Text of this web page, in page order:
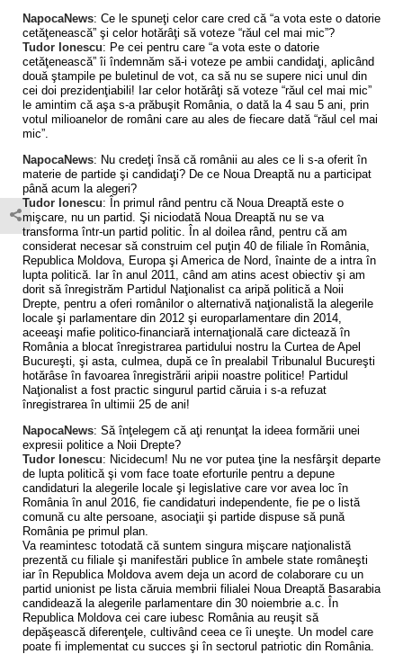
NapocaNews: Ce le spuneţi celor care cred că “a vota este o datorie
cetăţenească” şi celor hotărâţi să voteze “răul cel mai mic”?
Tudor Ionescu: Pe cei pentru care “a vota este o datorie
cetăţenească” îi îndemnăm să-i voteze pe ambii candidaţi, aplicând
două ştampile pe buletinul de vot, ca să nu se supere nici unul din
cei doi prezidenţiabili! Iar celor hotărâţi să voteze “răul cel mai mic”
le amintim că aşa s-a prăbuşit România, o dată la 4 sau 5 ani, prin
votul milioanelor de români care au ales de fiecare dată “răul cel mai
mic”.
NapocaNews: Nu credeţi însă că românii au ales ce li s-a oferit în
materie de partide şi candidaţi? De ce Noua Dreaptă nu a participat
până acum la alegeri?
Tudor Ionescu: În primul rând pentru că Noua Dreaptă este o
mişcare, nu un partid. Şi niciodată Noua Dreaptă nu se va
transforma într-un partid politic. În al doilea rând, pentru că am
considerat necesar să construim cel puţin 40 de filiale în România,
Republica Moldova, Europa şi America de Nord, înainte de a intra în
lupta politică. Iar în anul 2011, când am atins acest obiectiv şi am
dorit să înregistrăm Partidul Naţionalist ca aripă politică a Noii
Drepte, pentru a oferi românilor o alternativă naţionalistă la alegerile
locale şi parlamentare din 2012 şi europarlamentare din 2014,
aceeaşi mafie politico-financiară internaţională care dictează în
România a blocat înregistrarea partidului nostru la Curtea de Apel
Bucureşti, şi asta, culmea, după ce în prealabil Tribunalul Bucureşti
hotărâse în favoarea înregistrării aripii noastre politice! Partidul
Naţionalist a fost practic singurul partid căruia i s-a refuzat
înregistrarea în ultimii 25 de ani!
NapocaNews: Să înţelegem că aţi renunţat la ideea formării unei
expresii politice a Noii Drepte?
Tudor Ionescu: Nicidecum! Nu ne vor putea ţine la nesfârşit departe
de lupta politică şi vom face toate eforturile pentru a depune
candidaturi la alegerile locale şi legislative care vor avea loc în
România în anul 2016, fie candidaturi independente, fie pe o listă
comună cu alte persoane, asociaţii şi partide dispuse să pună
România pe primul plan.
Va reamintesc totodată că suntem singura mişcare naţionalistă
prezentă cu filiale şi manifestări publice în ambele state româneşti
iar în Republica Moldova avem deja un acord de colaborare cu un
partid unionist pe lista căruia membrii filialei Noua Dreaptă Basarabia
candidează la alegerile parlamentare din 30 noiembrie a.c. În
Republica Moldova cei care iubesc România au reuşit să
depăşească diferenţele, cultivând ceea ce îi uneşte. Un model care
poate fi implementat cu succes şi în sectorul patriotic din România.